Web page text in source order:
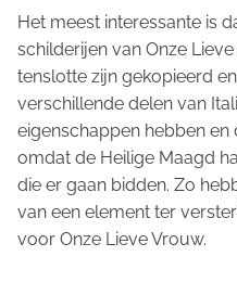
Het meest interessante is
schilderijen van Onze
tenslotte zijn gekopieerd
verschillende delen van
eigenschappen hebben
omdat de Heilige Maagd
die er gaan bidden. Zo
van een element ter
voor Onze Lieve Vrouw.